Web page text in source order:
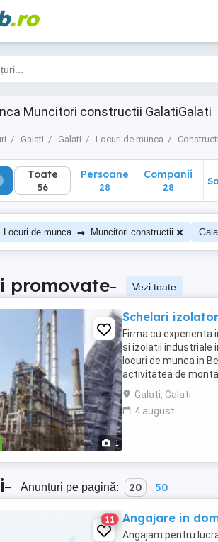
.ro
Muncitori constructii GalatiGalati
Galati Galati Locuri de munca
Toate
56
Toate
56
Persoane
28
Companii
28
Locuri de munca → Muncitori constructii
promovate– Vezi toate
1
Schelari
Firma cu
si izolatii industriale
locuri de munca in
activitatea de
(vata+tabla) pentru ...
Galati, Galati
4 august
– Anunțuri pe pagină: 20 50
11 Angajare in
Angajam pentru